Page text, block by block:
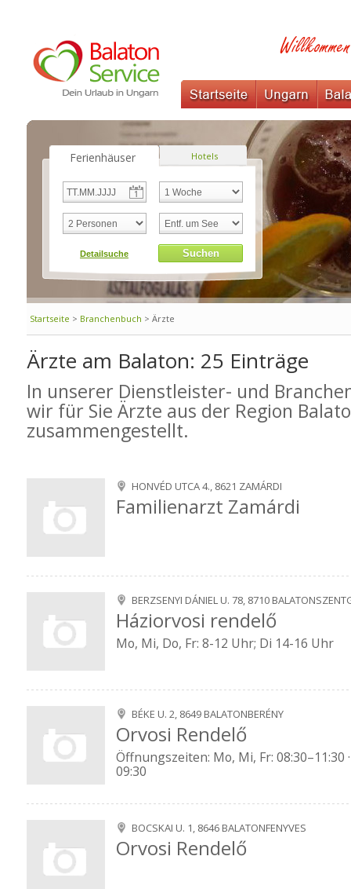
Ferienhäuser Hotels
Startseite > Branchenbuch > Ärzte
Ärzte am Balaton: 25 Einträge
In unserer Dienstleister- und
wir für Sie Ärzte aus der Region
zusammengestellt.
HONVÉD UTCA 4., 8621 ZAMÁRDI
Familienarzt Zamárdi
BERZSENYI DÁNIEL U. 78, 8710
Háziorvosi rendelő
Mo, Mi, Do, Fr: 8-12 Uhr; Di 14-16 Uhr
BÉKE U. 2, 8649 BALATONBERÉNY
Orvosi Rendelő
Öffnungszeiten: Mo, Mi, Fr: 08:30–11:30
09:30
BOCSKAI U. 1, 8646 BALATONFENYVES
Orvosi Rendelő